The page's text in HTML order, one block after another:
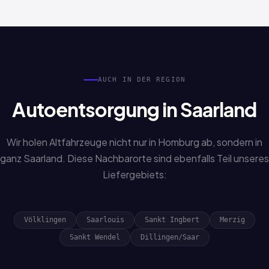
AUCH IN DER REGION
Autoentsorgung in Saarland
Wir holen Altfahrzeuge nicht nur in Homburg ab, sondern in
ganz Saarland. Diese Nachbarorte sind ebenfalls Teil unseres
Liefergebiets:
Völklingen Saarlouis Sankt Ingbert Merzig
Sankt Wendel Dillingen/Saar